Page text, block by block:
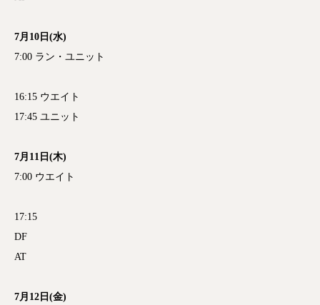
7月10日(水)
7:00 ラン・ユニット
16:15 ウエイト
17:45 ユニット
7月11日(木)
7:00 ウエイト
17:15
DF
AT
7月12日(金)